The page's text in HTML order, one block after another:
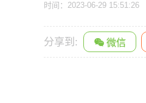
时间：2023-06-29 15:51:26
分享到: